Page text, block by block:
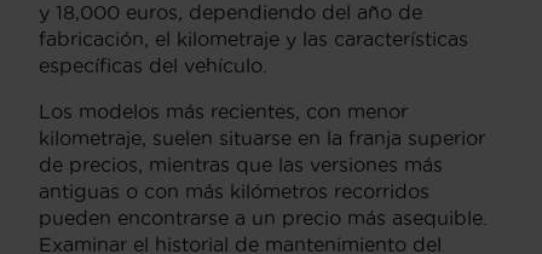
y 18,000 euros, dependiendo del año de
fabricación, el kilometraje y las características
específicas del vehículo.
Los modelos más recientes, con menor
kilometraje, suelen situarse en la franja superior
de precios, mientras que las versiones más
antiguas o con más kilómetros recorridos
pueden encontrarse a un precio más asequible.
Examinar el historial de mantenimiento del